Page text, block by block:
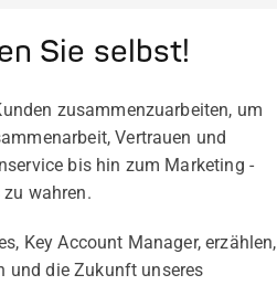
Sie selbst!
zusammenzuarbeiten, um
Vertrauen und
bis hin zum Marketing -
wahren.
Key Account Manager, erzählen,
und die Zukunft unseres